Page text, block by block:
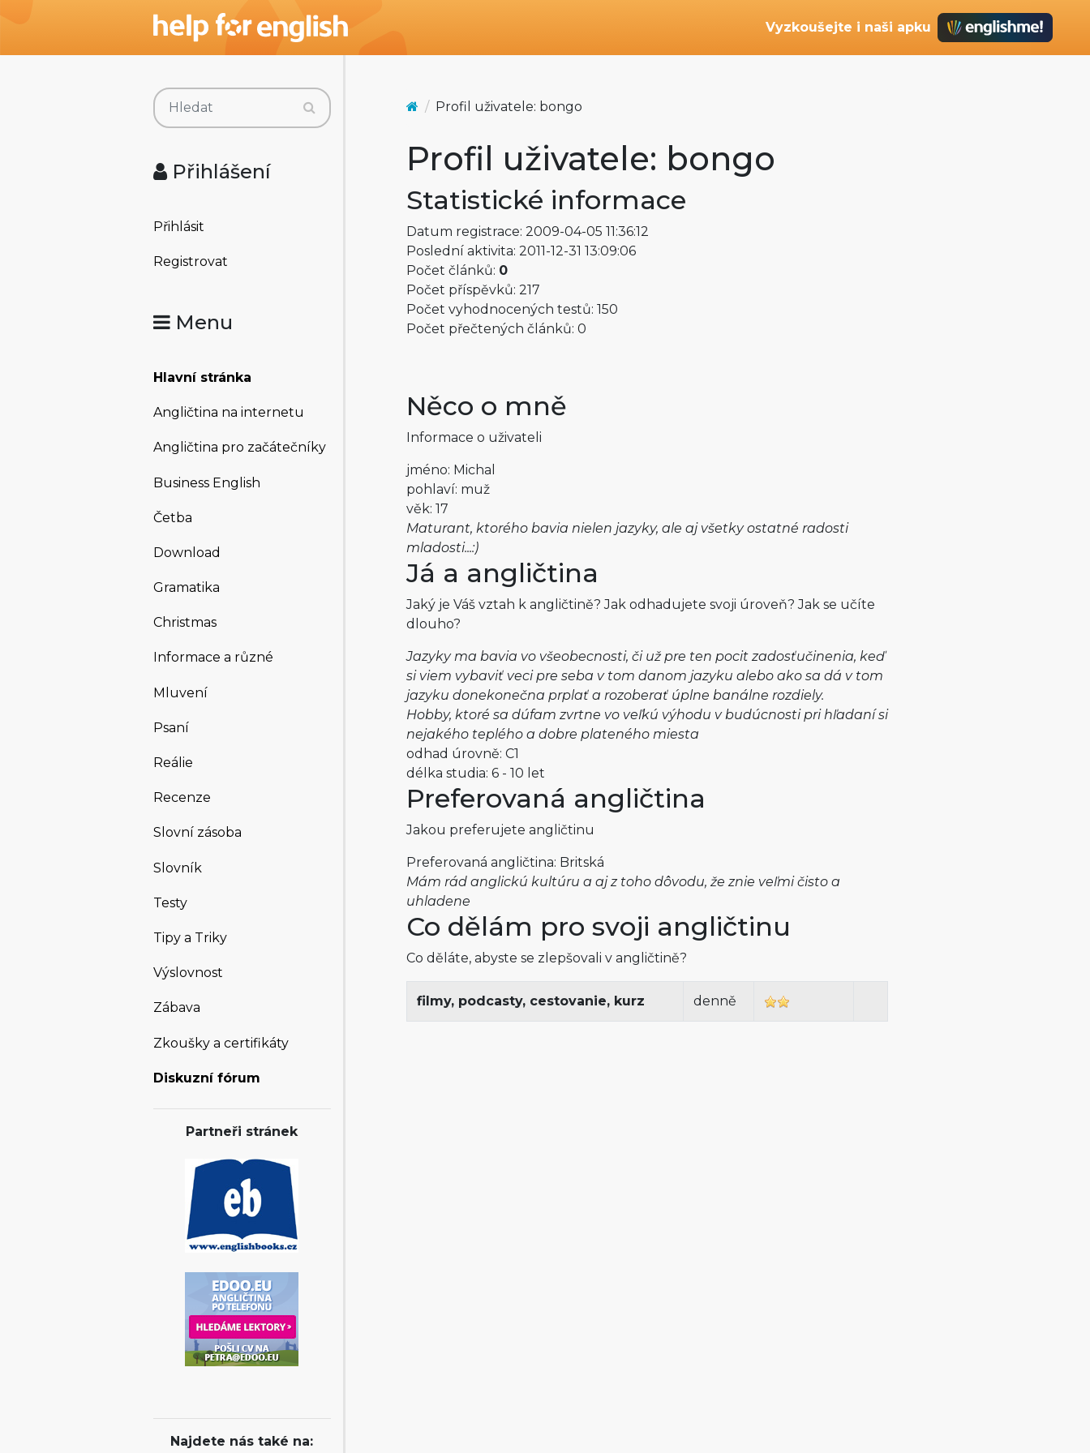
Vyzkoušejte i naši apku
Přihlášení
Přihlásit
Registrovat
Menu
Hlavní stránka
Angličtina na internetu
Angličtina pro začátečníky
Business English
Četba
Download
Gramatika
Christmas
Informace a různé
Mluvení
Psaní
Reálie
Recenze
Slovní zásoba
Slovník
Testy
Tipy a Triky
Výslovnost
Zábava
Zkoušky a certifikáty
Diskuzní fórum
Partneři stránek
Najdete nás také na:
Profil uživatele: bongo
Profil uživatele: bongo
Statistické informace
Datum registrace: 2009-04-05 11:36:12
Poslední aktivita: 2011-12-31 13:09:06
Počet článků: 0
Počet příspěvků: 217
Počet vyhodnocených testů: 150
Počet přečtených článků: 0
Něco o mně
Informace o uživateli
jméno: Michal
pohlaví: muž
věk: 17
Maturant, ktorého bavia nielen jazyky, ale aj všetky ostatné radosti
mladosti...:)
Já a angličtina
Jaký je Váš vztah k angličtině? Jak odhadujete svoji úroveň? Jak se učíte
dlouho?
Jazyky ma bavia vo všeobecnosti, či už pre ten pocit zadosťučinenia, keď
si viem vybaviť veci pre seba v tom danom jazyku alebo ako sa dá v tom
jazyku donekonečna prplať a rozoberať úplne banálne rozdiely.
Hobby, ktoré sa dúfam zvrtne vo veľkú výhodu v budúcnosti pri hľadaní si
nejakého teplého a dobre plateného miesta
odhad úrovně: C1
délka studia: 6 - 10 let
Preferovaná angličtina
Jakou preferujete angličtinu
Preferovaná angličtina: Britská
Mám rád anglickú kultúru a aj z toho dôvodu, že znie veľmi čisto a
uhladene
Co dělám pro svoji angličtinu
Co děláte, abyste se zlepšovali v angličtině?
filmy, podcasty, cestovanie, kurz denně